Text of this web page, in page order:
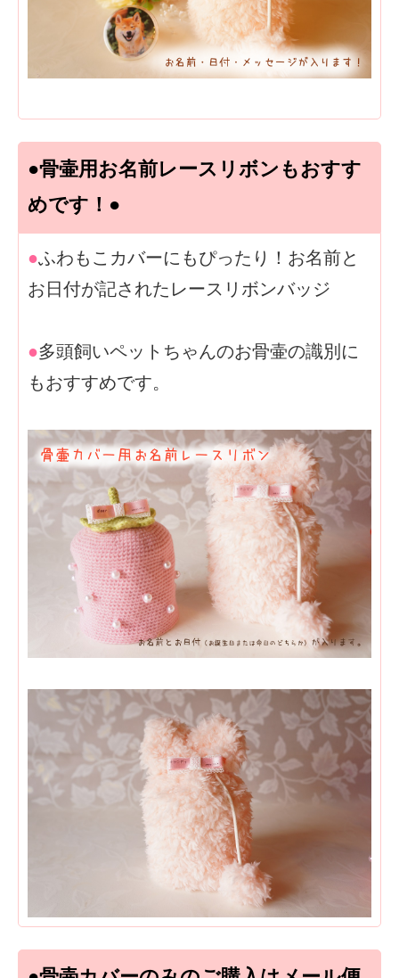
●骨壷用お名前レースリボンもおすす
めです！●
●ふわもこカバーにもぴったり！お名前と
お日付が記されたレースリボンバッジ
●多頭飼いペットちゃんのお骨壷の識別に
もおすすめです。